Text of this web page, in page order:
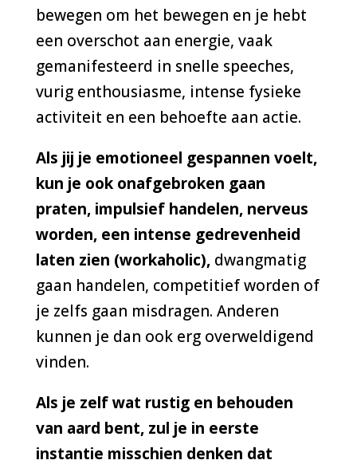
bewegen om het bewegen en je hebt
een overschot aan energie, vaak
gemanifesteerd in snelle speeches,
vurig enthousiasme, intense fysieke
activiteit en een behoefte aan actie.
Als jij je emotioneel gespannen voelt,
kun je ook onafgebroken gaan
praten, impulsief handelen, nerveus
worden, een intense gedrevenheid
laten zien (workaholic),dwangmatig
gaan handelen, competitief worden of
je zelfs gaan misdragen. Anderen
kunnen je dan ook erg overweldigend
vinden.
Als je zelf wat rustig en behouden
van aard bent, zul je in eerste
instantie misschien denken dat